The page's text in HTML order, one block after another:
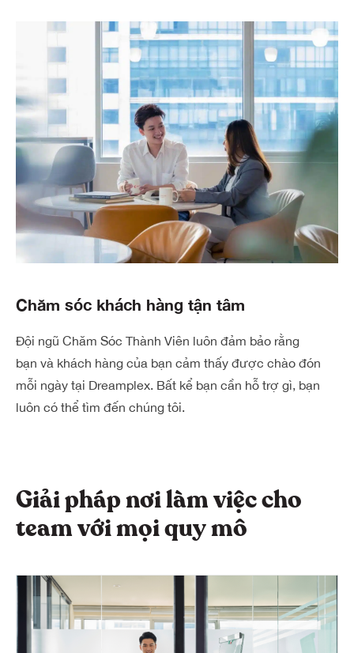
Chăm sóc khách hàng tận tâm
Đội ngũ Chăm Sóc Thành Viên luôn đảm bảo rằng
bạn và khách hàng của bạn cảm thấy được chào đón
mỗi ngày tại Dreamplex. Bất kể bạn cần hỗ trợ gì, bạn
luôn có thể tìm đến chúng tôi.
Giải pháp nơi làm việc cho
team với mọi quy mô